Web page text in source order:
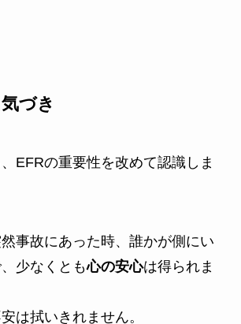
づき
EFRの重要性を改めて認識しま
事故にあった時、誰かが側にい
少なくとも心の安心は得られま
は拭いきれません。